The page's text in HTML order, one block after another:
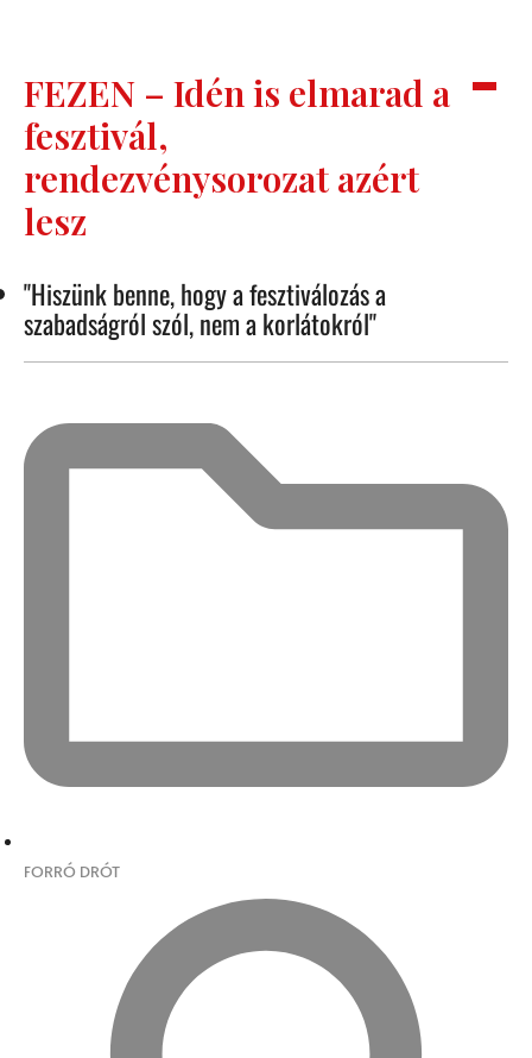
FEZEN – Idén is elmarad a
fesztivál,
rendezvénysorozat azért
lesz
"Hiszünk benne, hogy a fesztiválozás a
szabadságról szól, nem a korlátokról"
FORRÓ DRÓT